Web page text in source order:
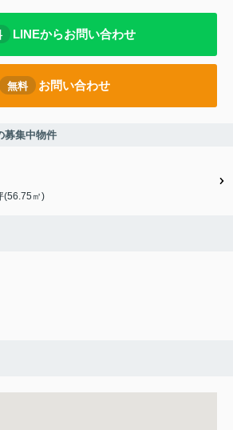
LINEからお問い合わせ
無料 お問い合わせ
集中物件
(56.75㎡)